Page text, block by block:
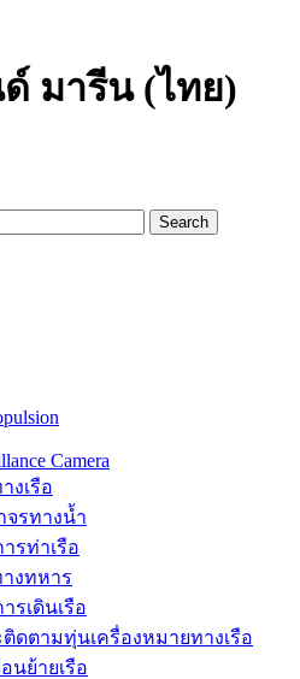
มารีน (ไทย)
Camera
งเรือ
จรทางน้ำ
รท่าเรือ
งทหาร
รเดินเรือ
ดตามทุ่นเครื่องหมายทางเรือ
นย้ายเรือ